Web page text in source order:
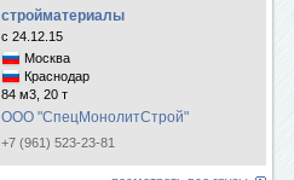
стройматериалы
с 24.12.15
Москва
Краснодар
84 м3, 20 т
ООО "СпецМонолитСтрой"
+7 (961) 523-23-81